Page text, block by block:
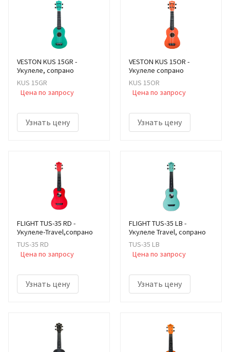
VESTON KUS 15GR -
Укулеле, сопрано
KUS 15GR
Цена по запросу
Узнать цену
VESTON KUS 15OR -
Укулеле сопрано
KUS 15OR
Цена по запросу
Узнать цену
FLIGHT TUS-35 RD -
Укулеле-Travel,сопрано
TUS-35 RD
Цена по запросу
Узнать цену
FLIGHT TUS-35 LB -
Укулеле Travel, сопрано
TUS-35 LB
Цена по запросу
Узнать цену